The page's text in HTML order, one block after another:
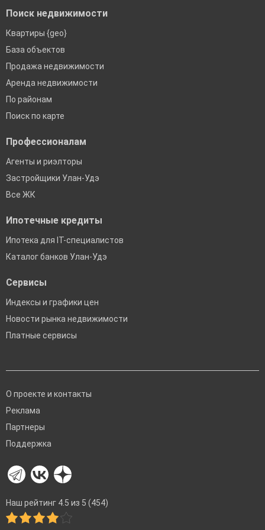
Поиск недвижимости
Квартиры {geo}
База объектов
Продажа недвижимости
Аренда недвижимости
По районам
Поиск по карте
Профессионалам
Агенты и риэлторы
Застройщики Улан-Удэ
Все ЖК
Ипотечные кредиты
Ипотека для IT-специалистов
Каталог банков Улан-Удэ
Сервисы
Индексы и графики цен
Новости рынка недвижимости
Платные сервисы
О проекте и контакты
Реклама
Партнеры
Поддержка
Наш рейтинг 4.5 из 5 (454)